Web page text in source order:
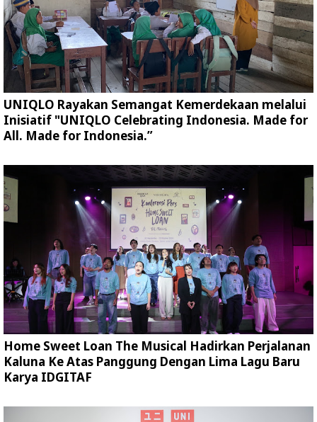
UNIQLO Rayakan Semangat Kemerdekaan melalui
Inisiatif "UNIQLO Celebrating Indonesia. Made for
All. Made for Indonesia.”
Home Sweet Loan The Musical Hadirkan Perjalanan
Kaluna Ke Atas Panggung Dengan Lima Lagu Baru
Karya IDGITAF